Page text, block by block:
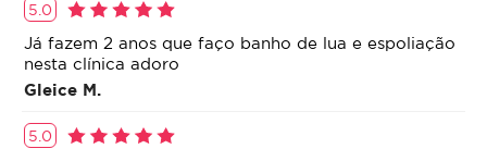
serem observados na utilização da oferta, podem
ser verificados previamente com o profissional nos
contatos indicados nesta página.
5.0
Já fazem 2 anos que faço banho de lua e espoliação
nesta clínica adoro
Gleice M.
5.0